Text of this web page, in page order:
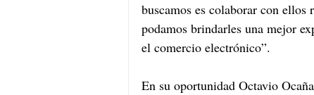
buscamos es colaborar con
podamos brindarles una mejor
el comercio electrónico”.
En su oportunidad Octavio